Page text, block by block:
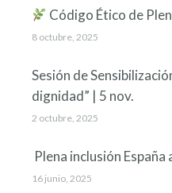
Código Ético de
8 octubre, 2025
Sesión de
dignidad” | 5 nov.
2 octubre, 2025
Plena inclusión
16 junio, 2025